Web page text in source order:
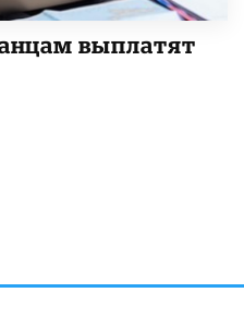
выплатят